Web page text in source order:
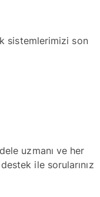
sistemlerimizi son
uzmanı ve her
ile sorularınız